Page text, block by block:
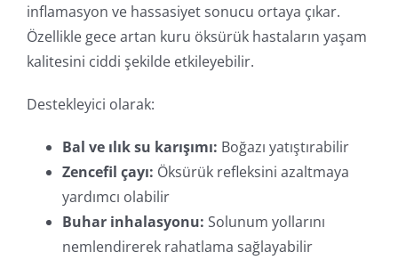
inflamasyon ve hassasiyet sonucu ortaya çıkar.
Özellikle gece artan kuru öksürük hastaların yaşam
kalitesini ciddi şekilde etkileyebilir.
Destekleyici olarak:
Bal ve ılık su karışımı: Boğazı yatıştırabilir
Zencefil çayı: Öksürük refleksini azaltmaya
yardımcı olabilir
Buhar inhalasyonu: Solunum yollarını
nemlendirerek rahatlama sağlayabilir